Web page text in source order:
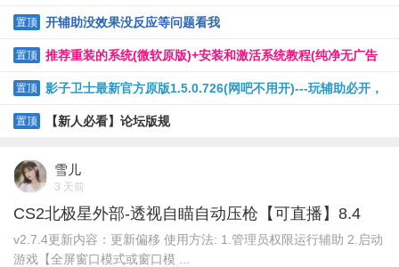
置顶 开辅助没效果没反应等问题看我
置顶 推荐重装的系统(微软原版)+安装和激活系统教程(纯净无广告
软件)
置顶 影子卫士最新官方原版1.5.0.726(网吧不用开)---玩辅助必开，
保护电脑
置顶 【新人必看】论坛版规
雪儿
3 天前
CS2北极星外部-透视自瞄自动压枪【可直播】8.4
v2.7.4更新内容：更新偏移 使用方法: 1.管理员权限运行辅助 2.启动
游戏【全屏窗口模式或窗口模 ...